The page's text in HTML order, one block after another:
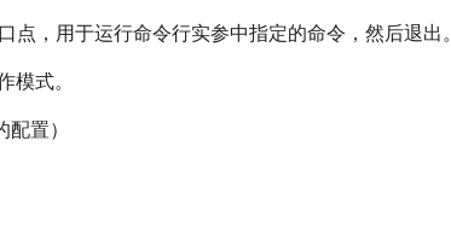
点，用于运行命令行实参中指定的命令，然后退出。
模式。
置）